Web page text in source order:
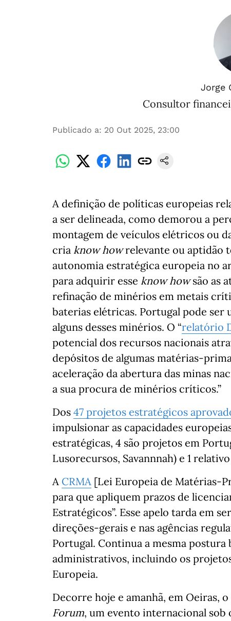
Jorge
Consultor
Publicado a: 20 Out 2025, 23:00
A definição de políticas europeias
a ser delineada, como demorou a
montagem de veículos elétricos ou
cria know howrelevante ou aptidão
autonomia estratégica europeia no
para adquirir esse know howsão as
refinação de minérios em metais
baterias elétricas. Portugal pode ser
alguns desses minérios. O “relatório
potencial dos recursos nacionais
depósitos de algumas matérias-
aceleração da abertura das minas
a sua procura de minérios críticos.”
Dos 47 projetos estratégicos
impulsionar as capacidades
estratégicas, 4 são projetos em
Lusorecursos, Savannnah) e 1
A CRMA [Lei Europeia de Matérias-
para que apliquem prazos de
Estratégicos”. Esse apelo tarda em
direções-gerais e nas agências
Portugal. Continua a mesma
administrativos, incluindo os
Europeia.
Decorre hoje e amanhã, em Oeiras, o
Forum, um evento internacional sob